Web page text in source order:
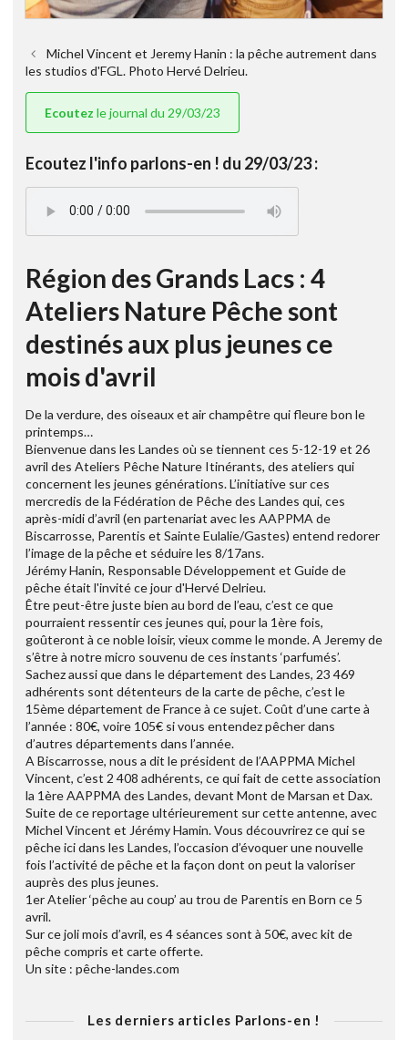
Michel Vincent et Jeremy Hanin : la pêche autrement dans
les studios d'FGL. Photo Hervé Delrieu.
Ecoutez le journal du 29/03/23
Ecoutez l'info parlons-en ! du 29/03/23 :
Région des Grands Lacs : 4
Ateliers Nature Pêche sont
destinés aux plus jeunes ce
mois d'avril
De la verdure, des oiseaux et air champêtre qui fleure bon le
printemps…
Bienvenue dans les Landes où se tiennent ces 5-12-19 et 26
avril des Ateliers Pêche Nature Itinérants, des ateliers qui
concernent les jeunes générations. L’initiative sur ces
mercredis de la Fédération de Pêche des Landes qui, ces
après-midi d’avril (en partenariat avec les AAPPMA de
Biscarrosse, Parentis et Sainte Eulalie/Gastes) entend redorer
l’image de la pêche et séduire les 8/17ans.
Jérémy Hanin, Responsable Développement et Guide de
pêche était l'invité ce jour d'Hervé Delrieu.
Être peut-être juste bien au bord de l’eau, c’est ce que
pourraient ressentir ces jeunes qui, pour la 1ère fois,
goûteront à ce noble loisir, vieux comme le monde. A Jeremy de
s’être à notre micro souvenu de ces instants ‘parfumés’.
Sachez aussi que dans le département des Landes, 23 469
adhérents sont détenteurs de la carte de pêche, c’est le
15ème département de France à ce sujet. Coût d’une carte à
l’année : 80€, voire 105€ si vous entendez pêcher dans
d’autres départements dans l’année.
A Biscarrosse, nous a dit le président de l’AAPPMA Michel
Vincent, c’est 2 408 adhérents, ce qui fait de cette association
la 1ère AAPPMA des Landes, devant Mont de Marsan et Dax.
Suite de ce reportage ultérieurement sur cette antenne, avec
Michel Vincent et Jérémy Hamin. Vous découvrirez ce qui se
pêche ici dans les Landes, l’occasion d’évoquer une nouvelle
fois l’activité de pêche et la façon dont on peut la valoriser
auprès des plus jeunes.
1er Atelier ‘pêche au coup’ au trou de Parentis en Born ce 5
avril.
Sur ce joli mois d’avril, es 4 séances sont à 50€, avec kit de
pêche compris et carte offerte.
Un site : pêche-landes.com
Les derniers articles Parlons-en !